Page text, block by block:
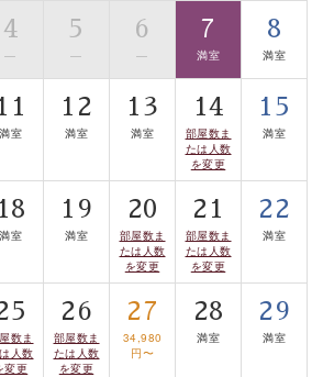
お電話ください。
り運行できない日がございます
祭前後は運行しておりません
す。
なら諏訪大社など歴史ある諏訪の街
しなみを感じていただける、美しく
幸せのときを安心してお過ごしくだ
4
—
5
—
6
—
7
満室
8
満室
満室
12
満室
13
満室
14
部屋数ま
たは人数
を変更
15
満室
18
満室
19
満室
20
部屋数ま
たは人数
を変更
21
部屋数ま
たは人数
を変更
22
満室
数ま
人数
変更
26
部屋数ま
たは人数
を変更
27
34,980
円〜
28
満室
29
満室